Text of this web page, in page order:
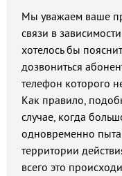
Мы уважаем ваше
связи в
хотелось бы
дозвониться
телефон которого
Как правило,
случае, когда
одновременно
территории
всего это